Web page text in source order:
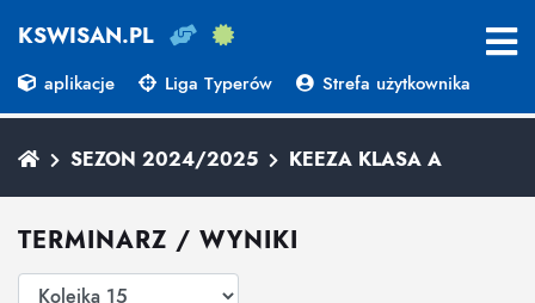
KSWISAN.PL
aplikacje Liga Typerów Strefa użytkownika
SEZON 2024/2025 KEEZA KLASA A
TERMINARZ / WYNIKI